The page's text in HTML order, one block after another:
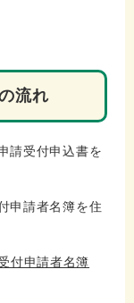
流れ
請受付申込書を
申請者名簿を住
付申請者名簿